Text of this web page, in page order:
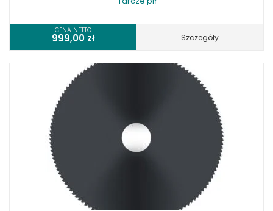
CENA NETTO
999,00 zł Szczegóły